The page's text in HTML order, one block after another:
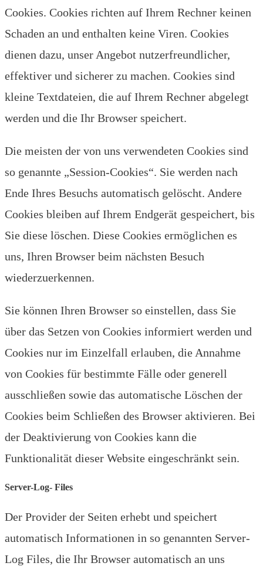
Cookies. Cookies richten auf Ihrem Rechner keinen
Schaden an und enthalten keine Viren. Cookies
dienen dazu, unser Angebot nutzerfreundlicher,
effektiver und sicherer zu machen. Cookies sind
kleine Textdateien, die auf Ihrem Rechner abgelegt
werden und die Ihr Browser speichert.
Die meisten der von uns verwendeten Cookies sind
so genannte „Session-Cookies“. Sie werden nach
Ende Ihres Besuchs automatisch gelöscht. Andere
Cookies bleiben auf Ihrem Endgerät gespeichert, bis
Sie diese löschen. Diese Cookies ermöglichen es
uns, Ihren Browser beim nächsten Besuch
wiederzuerkennen.
Sie können Ihren Browser so einstellen, dass Sie
über das Setzen von Cookies informiert werden und
Cookies nur im Einzelfall erlauben, die Annahme
von Cookies für bestimmte Fälle oder generell
ausschließen sowie das automatische Löschen der
Cookies beim Schließen des Browser aktivieren. Bei
der Deaktivierung von Cookies kann die
Funktionalität dieser Website eingeschränkt sein.
Server-Log- Files
Der Provider der Seiten erhebt und speichert
automatisch Informationen in so genannten Server-
Log Files, die Ihr Browser automatisch an uns